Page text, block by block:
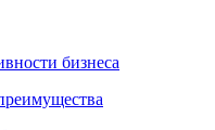
бизнеса